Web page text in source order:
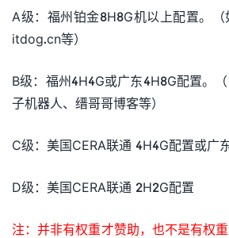
A级：福州铂金8H8G机以上配置。（
itdog.cn等）
B级：福州4H4G或广东4H8G配置。
子机器人、缙哥哥博客等）
C级：美国CERA联通 4H4G配置或广
D级：美国CERA联通 2H2G配置
注：并非有权重才赞助，也不是有权